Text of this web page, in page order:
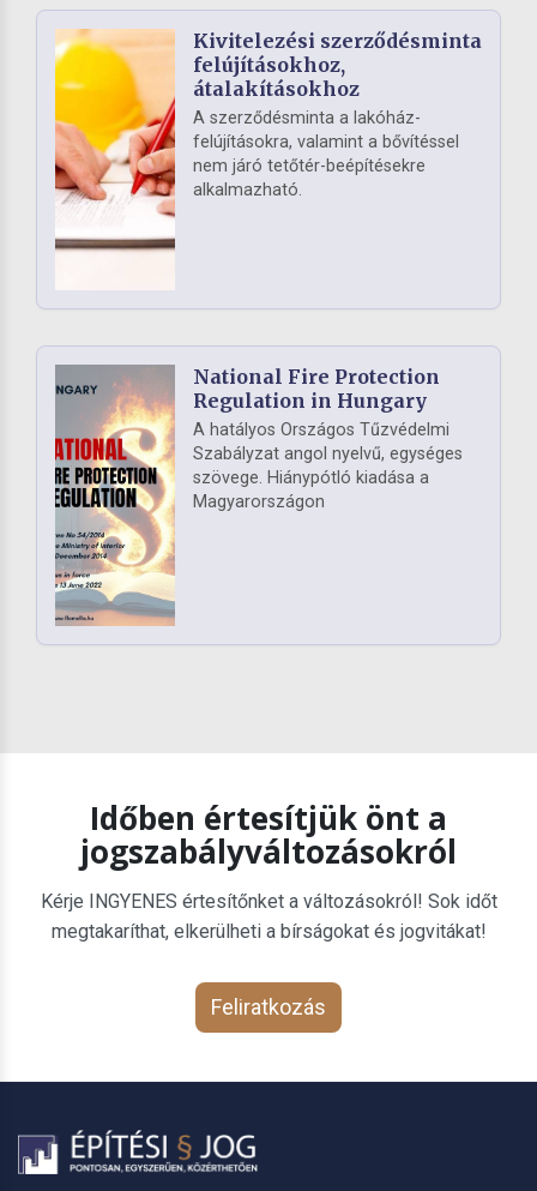
Kivitelezési szerződésminta
felújításokhoz,
átalakításokhoz
A szerződésminta a lakóház-
felújításokra, valamint a bővítéssel
nem járó tetőtér-beépítésekre
alkalmazható.
National Fire Protection
Regulation in Hungary
A hatályos Országos Tűzvédelmi
Szabályzat angol nyelvű, egységes
szövege. Hiánypótló kiadása a
Magyarországon
Időben értesítjük önt a
jogszabályváltozásokról
Kérje INGYENES értesítőnket a változásokról! Sok időt
megtakaríthat, elkerülheti a bírságokat és jogvitákat!
Feliratkozás